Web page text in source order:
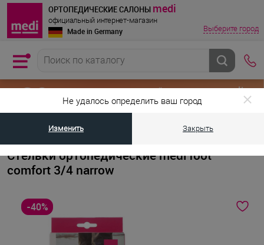
Не удалось определить ваш город
Изменить Закрыть
ОРТОПЕДИЧЕСКИЕ САЛОНЫ medi
официальный интернет-магазин
Made in Germany Выберите город
Главная страница • Ортопедические стельки при
Стельки ортопедические medi foot
comfort 3/4 narrow
-40%